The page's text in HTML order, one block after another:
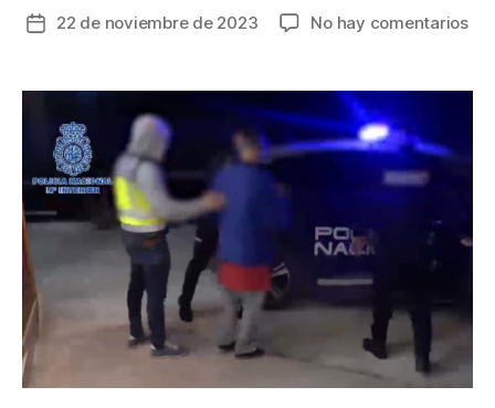
Fecha
entrada
22 de noviembre de 2023 No hay comentariosen
sus